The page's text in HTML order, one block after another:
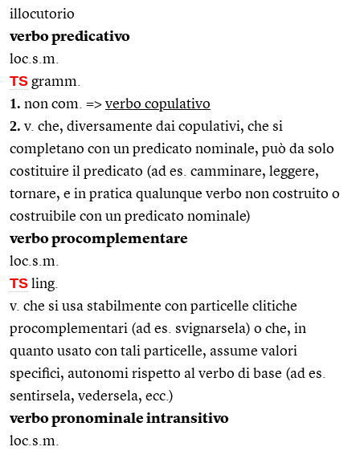
illocutorio
verbo predicativo
loc.s.m.
TS gramm.
1. non com. => verbo copulativo
2. v. che, diversamente dai copulativi, che si
completano con un predicato nominale, può da solo
costituire il predicato (ad es. camminare, leggere,
tornare, e in pratica qualunque verbo non costruito o
costruibile con un predicato nominale)
verbo procomplementare
loc.s.m.
TS ling.
v. che si usa stabilmente con particelle clitiche
procomplementari (ad es. svignarsela) o che, in
quanto usato con tali particelle, assume valori
specifici, autonomi rispetto al verbo di base (ad es.
sentirsela, vedersela, ecc.)
verbo pronominale intransitivo
loc.s.m.